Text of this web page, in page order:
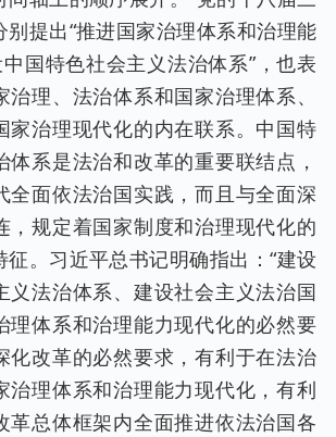
别提出“推进国家治理体系和治理能
中国特色社会主义法治体系”，也表
理、法治体系和国家治理体系、
家治理现代化的内在联系。中国特
体系是法治和改革的重要联结点，
全面依法治国实践，而且与全面深
，规定着国家制度和治理现代化的
。习近平总书记明确指出：“建设
义法治体系、建设社会主义法治国
理体系和治理能力现代化的必然要
化改革的必然要求，有利于在法治
治理体系和治理能力现代化，有利
革总体框架内全面推进依法治国各